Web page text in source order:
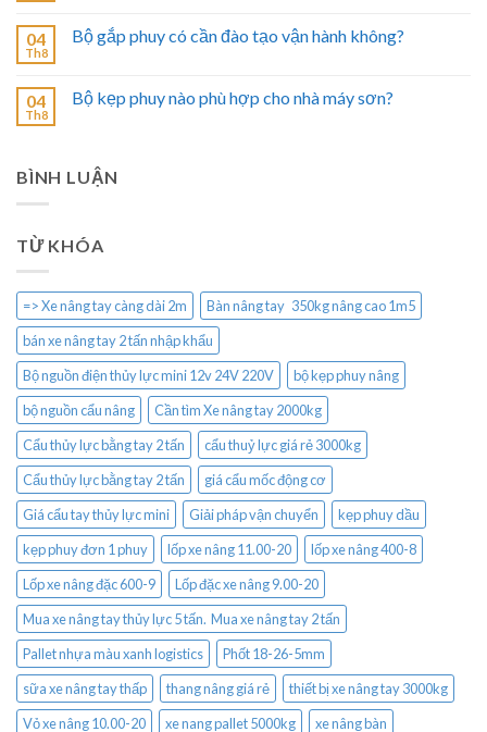
04
Th8
Bộ gắp phuy có cần đào tạo vận hành không?
04
Th8
Bộ kẹp phuy nào phù hợp cho nhà máy sơn?
BÌNH LUẬN
TỪ KHÓA
=> Xe nâng tay càng dài 2m
Bàn nâng tay 350kg nâng cao 1m5
bán xe nâng tay 2 tấn nhập khẩu
Bộ nguồn điện thủy lực mini 12v 24V 220V
bộ kẹp phuy nâng
bộ nguồn cẩu nâng
Cần tìm Xe nâng tay 2000kg
Cẩu thủy lực bằng tay 2 tấn
cẩu thuỷ lực giá rẻ 3000kg
Cẩu thủy lực bằng tay 2 tấn
giá cẩu mốc động cơ
Giá cẩu tay thủy lực mini
Giải pháp vận chuyển
kẹp phuy dầu
kẹp phuy đơn 1 phuy
lốp xe nâng 11.00-20
lốp xe nâng 400-8
Lốp xe nâng đặc 600-9
Lốp đặc xe nâng 9.00-20
Mua xe nâng tay thủy lực 5 tấn. Mua xe nâng tay 2 tấn
Pallet nhựa màu xanh logistics
Phốt 18-26-5mm
sữa xe nâng tay thấp
thang nâng giá rẻ
thiết bị xe nâng tay 3000kg
Vỏ xe nâng 10.00-20
xe nang pallet 5000kg
xe nâng bàn